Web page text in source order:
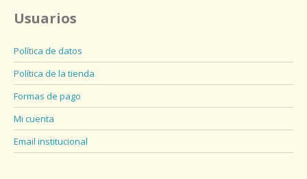
Usuarios
Política de datos
Política de la tienda
Formas de pago
Mi cuenta
Email institucional